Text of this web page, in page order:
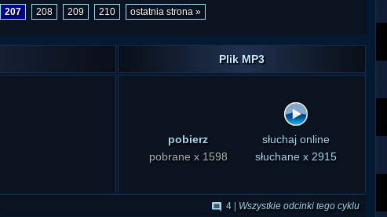
207 208 209 210 ostatnia strona »
Plik MP3
pobierz
pobrane x 1598
słuchaj online
słuchane x 2915
4 Wszystkie odcinki tego cyklu